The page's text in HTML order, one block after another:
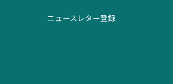
ニュースレター登録